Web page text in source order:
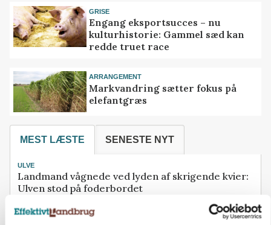
GRISE
Engang eksportsucces – nu
kulturhistorie: Gammel sæd kan
redde truet race
ARRANGEMENT
Markvandring sætter fokus på
elefantgræs
MEST LÆSTE SENESTE NYT
ULVE
Landmand vågnede ved lyden af skrigende kvier:
Ulven stod på foderbordet
ULVE